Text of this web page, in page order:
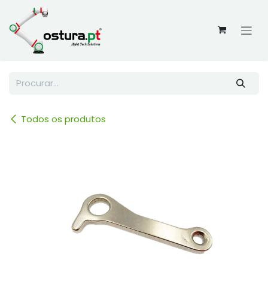
Skip to Content
Todos os produtos